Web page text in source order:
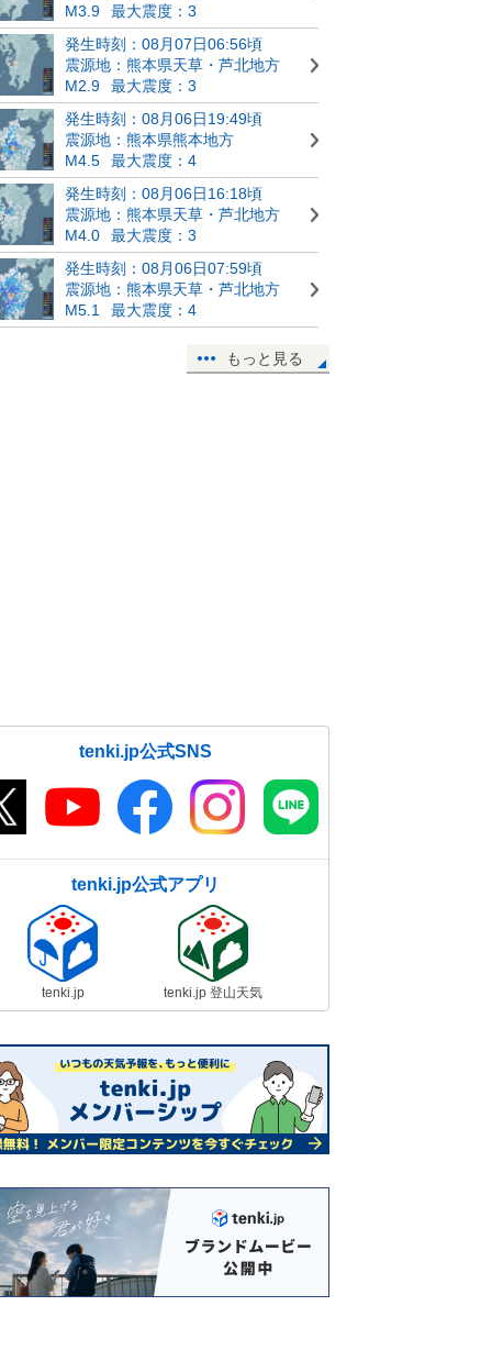
M3.9
最大震度：3
発生時刻：08月07日06:56頃
震源地：熊本県天草・芦北地方
M2.9
最大震度：3
発生時刻：08月06日19:49頃
震源地：熊本県熊本地方
M4.5
最大震度：4
発生時刻：08月06日16:18頃
震源地：熊本県天草・芦北地方
M4.0
最大震度：3
発生時刻：08月06日07:59頃
震源地：熊本県天草・芦北地方
M5.1
最大震度：4
もっと見る
tenki.jp公式SNS
tenki.jp公式アプリ
tenki.jp tenki.jp 登山天気